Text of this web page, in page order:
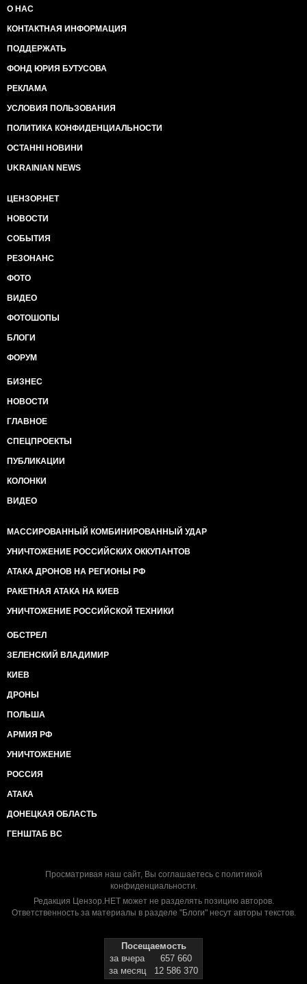
О НАС
КОНТАКТНАЯ ИНФОРМАЦИЯ
ПОДДЕРЖАТЬ
ФОНД ЮРИЯ БУТУСОВА
РЕКЛАМА
УСЛОВИЯ ПОЛЬЗОВАНИЯ
ПОЛИТИКА КОНФИДЕНЦИАЛЬНОСТИ
ОСТАННІ НОВИНИ
UKRAINIAN NEWS
ЦЕНЗОР.НЕТ
НОВОСТИ
СОБЫТИЯ
РЕЗОНАНС
ФОТО
ВИДЕО
ФОТОШОПЫ
БЛОГИ
ФОРУМ
БИЗНЕС
НОВОСТИ
ГЛАВНОЕ
СПЕЦПРОЕКТЫ
ПУБЛИКАЦИИ
КОЛОНКИ
ВИДЕО
МАССИРОВАННЫЙ КОМБИНИРОВАННЫЙ УДАР
УНИЧТОЖЕНИЕ РОССИЙСКИХ ОККУПАНТОВ
АТАКА ДРОНОВ НА РЕГИОНЫ РФ
РАКЕТНАЯ АТАКА НА КИЕВ
УНИЧТОЖЕНИЕ РОССИЙСКОЙ ТЕХНИКИ
ОБСТРЕЛ
ЗЕЛЕНСКИЙ ВЛАДИМИР
КИЕВ
ДРОНЫ
ПОЛЬША
АРМИЯ РФ
УНИЧТОЖЕНИЕ
РОССИЯ
АТАКА
ДОНЕЦКАЯ ОБЛАСТЬ
ГЕНШТАБ ВС
Просматривая наш сайт, Вы соглашаетесь с политикой
конфиденциальности.
Редакция Цензор.НЕТ может не разделять позицию авторов.
Ответственность за материалы в разделе "Блоги" несут авторы текстов.
Посещаемость
за вчера
657 660
за месяц
12 586 370